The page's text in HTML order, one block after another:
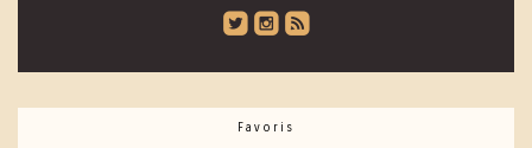
roundedtwitterbird roundedinstagram roundedblip
Favoris